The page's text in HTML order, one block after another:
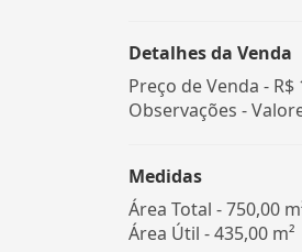
Detalhes da Venda
Preço de Venda - R$
Observações -
Medidas
Área Total - 750,00
Área Útil - 435,00 m²